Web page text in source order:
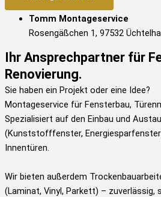
Tomm Montageservice
Rosengäßchen 1, 97532
Ihr Ansprechpartner für
Renovierung.
Sie haben ein Projekt oder eine Idee?
Montageservice für Fensterbau,
Spezialisiert auf den Einbau und
(Kunststofffenster,
Innentüren.
Wir bieten außerdem
(Laminat, Vinyl, Parkett) – zuverlässig,